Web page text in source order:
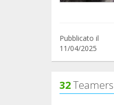
Pubblicato il
11/04/2025
32Teamers